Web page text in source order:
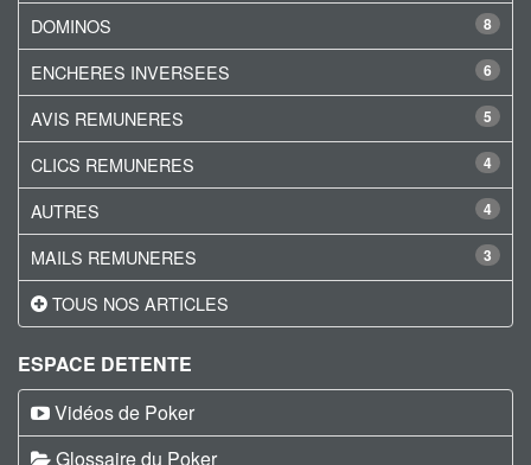
8
DOMINOS
6
ENCHERES INVERSEES
5
AVIS REMUNERES
4
CLICS REMUNERES
4
AUTRES
3
MAILS REMUNERES
TOUS NOS ARTICLES
ESPACE DETENTE
Vidéos de Poker
Glossaire du Poker